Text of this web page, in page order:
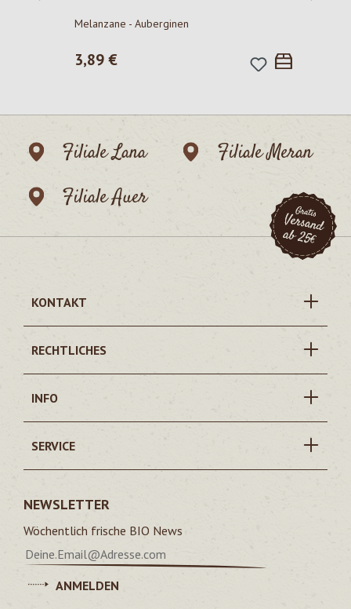
Melanzane - Auberginen
Regulärer Preis:
3,89 €
Filiale Lana
Filiale Meran
Filiale Auer
KONTAKT
RECHTLICHES
INFO
SERVICE
NEWSLETTER
Wöchentlich frische BIO News
ANMELDEN